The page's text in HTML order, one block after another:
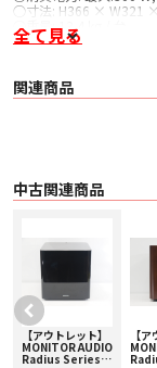
○寸法: H366 × W321
○重量: 13.4 kg / 台
○備考: 位相切り替え (0°
○仕上げ: Black(BK) ,
全て見る
関連商品
中古関連商品
【アウトレット】
MONITOR AUDIO
Radius Series
【